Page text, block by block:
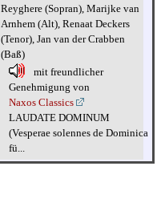
Reyghere (Sopran), Marijke van
Arnhem (Alt), Renaat Deckers
(Tenor), Jan van der Crabben
(Baß)
mit freundlicher
Genehmigung von
Naxos Classics
LAUDATE DOMINUM
(Vesperae solennes de Dominica
fü...